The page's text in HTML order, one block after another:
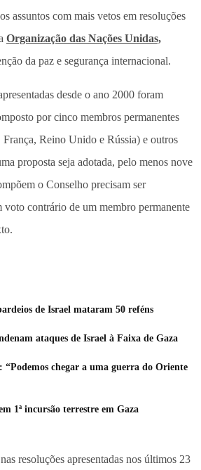
assuntos com mais vetos em resoluções
Organização das Nações Unidas,
da paz e segurança internacional.
desde o ano 2000 foram
por cinco membros permanentes
Reino Unido e Rússia) e outros
proposta seja adotada, pelo menos nove
o Conselho precisam ser
contrário de um membro permanente
de Israel mataram 50 reféns
ataques de Israel à Faixa de Gaza
chegar a uma guerra do Oriente
1ª incursão terrestre em Gaza
resoluções apresentadas nos últimos 23